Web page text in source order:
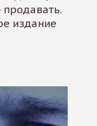
продавать.
издание